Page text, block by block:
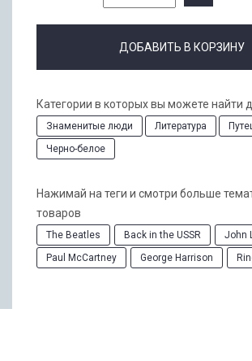
ДОБАВИТЬ В КОРЗИНУ
Категории в которых вы можете найти
Знаменитые люди Литература
Черно-белое
Нажимай на теги и смотри больше
товаров
The Beatles Back in the USSR
John
Paul McCartney
George Harrison